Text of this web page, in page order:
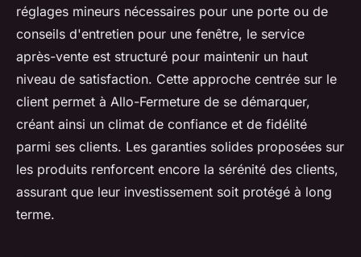
réglages mineurs nécessaires pour une porte ou de
conseils d'entretien pour une fenêtre, le service
après-vente est structuré pour maintenir un haut
niveau de satisfaction. Cette approche centrée sur le
client permet à Allo-Fermeture de se démarquer,
créant ainsi un climat de confiance et de fidélité
parmi ses clients. Les garanties solides proposées sur
les produits renforcent encore la sérénité des clients,
assurant que leur investissement soit protégé à long
terme.